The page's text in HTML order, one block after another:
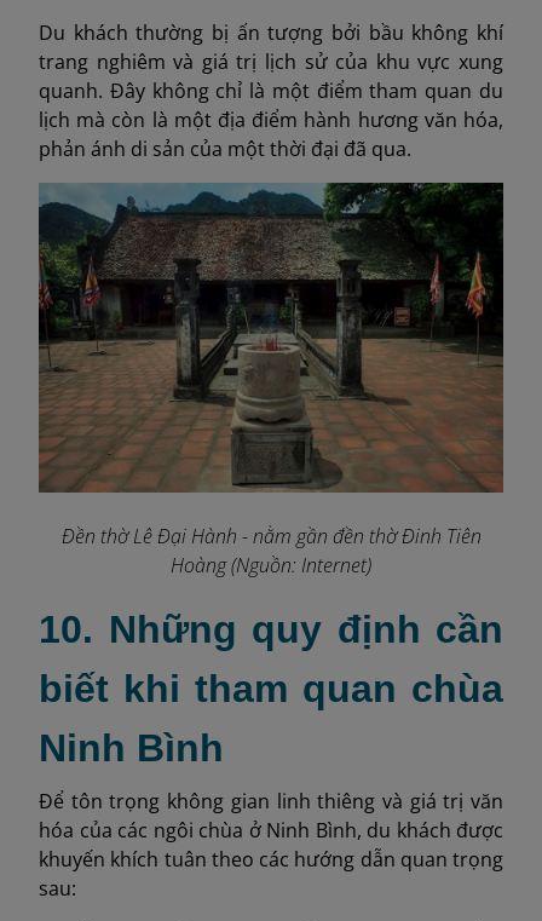
Du khách thường bị ấn tượng bởi bầu không khí
trang nghiêm và giá trị lịch sử của khu vực xung
quanh. Đây không chỉ là một điểm tham quan du
lịch mà còn là một địa điểm hành hương văn hóa,
phản ánh di sản của một thời đại đã qua.
Đền thờ Lê Đại Hành - nằm gần đền thờ Đinh Tiên
Hoàng (Nguồn: Internet)
10. Những quy định cần
biết khi tham quan chùa
Ninh Bình
Để tôn trọng không gian linh thiêng và giá trị văn
hóa của các ngôi chùa ở Ninh Bình, du khách được
khuyến khích tuân theo các hướng dẫn quan trọng
sau: